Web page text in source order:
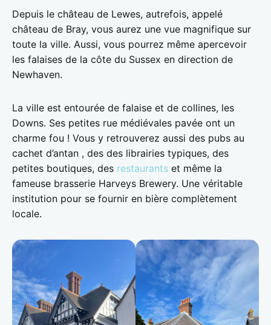
Depuis le château de Lewes, autrefois, appelé
château de Bray, vous aurez une vue magnifique sur
toute la ville. Aussi, vous pourrez même apercevoir
les falaises de la côte du Sussex en direction de
Newhaven.
La ville est entourée de falaise et de collines, les
Downs. Ses petites rue médiévales pavée ont un
charme fou ! Vous y retrouverez aussi des pubs au
cachet d’antan , des des librairies typiques, des
petites boutiques, des restaurants et même la
fameuse brasserie Harveys Brewery. Une véritable
institution pour se fournir en bière complètement
locale.